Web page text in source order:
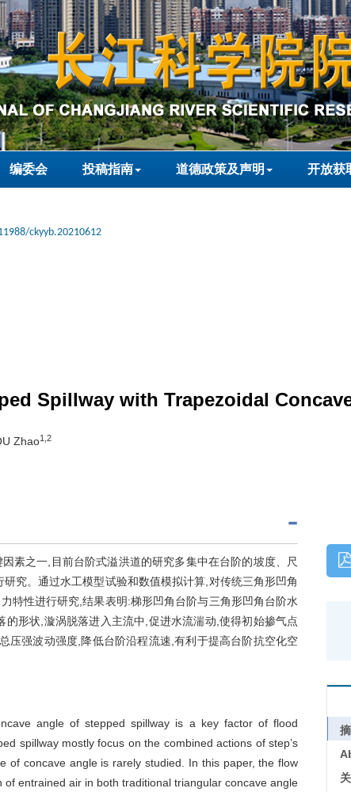
编委会 投稿指南 道德政策及声明 开放获
ckyyb.20210612
Spillway with Trapezoidal
Zhao1,2
素之一,目前台阶式溢洪道的研究多集中在台阶的坡度、尺
究。通过水工模型试验和数值模拟计算,对传统三角形凹角
特性进行研究,结果表明:梯形凹角台阶与三角形凹角台阶水
形状,漩涡脱落进入主流中,促进水流湍动,使得初始掺气点
压强波动强度,降低台阶沿程流速,有利于提高台阶抗空化空
angle of stepped spillway is a key factor of flood
spillway mostly focus on the combined actions of step’s
of concave angle is rarely studied. In this paper, the flow
entrained air in both traditional triangular concave angle